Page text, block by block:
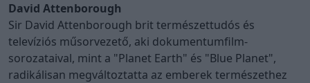
David Attenborough
Sir David Attenborough brit természettudós és
televíziós műsorvezető, aki dokumentumfilm-
sorozataival, mint a "Planet Earth" és "Blue Planet",
radikálisan megváltoztatta az emberek természethez